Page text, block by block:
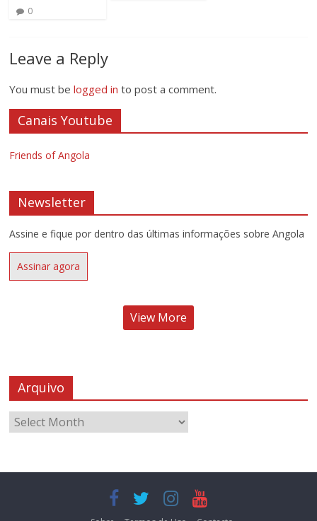
0
Leave a Reply
You must belogged in to post a comment.
Canais Youtube
Friends of Angola
Newsletter
Assine e fique por dentro das últimas informações sobre Angola
Assinar agora
View More
Arquivo